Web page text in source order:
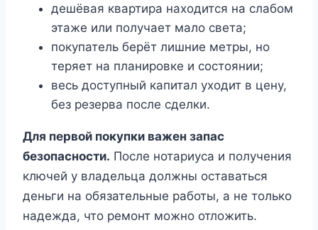
дешёвая квартира находится на слабом
этаже или получает мало света;
покупатель берёт лишние метры, но
теряет на планировке и состоянии;
весь доступный капитал уходит в цену,
без резерва после сделки.
Для первой покупки важен запас
безопасности. После нотариуса и получения
ключей у владельца должны оставаться
деньги на обязательные работы, а не только
надежда, что ремонт можно отложить.